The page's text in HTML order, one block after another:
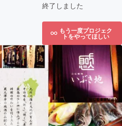
終了しました
もう一度プロジェク
トをやってほしい